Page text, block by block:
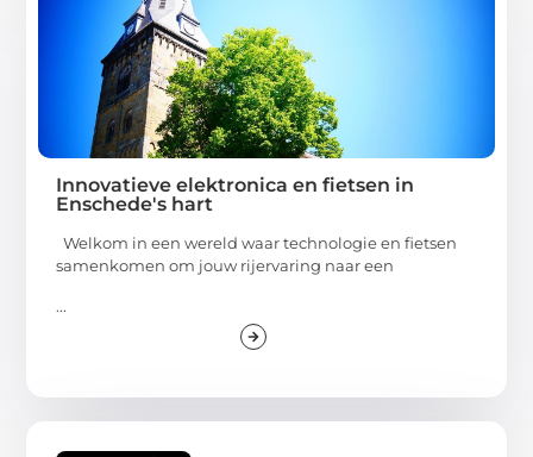
Innovatieve elektronica en fietsen in
Enschede's hart
Welkom in een wereld waar technologie en fietsen
samenkomen om jouw rijervaring naar een
...